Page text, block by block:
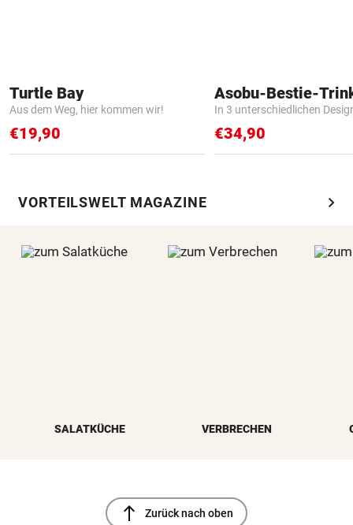
Turtle Bay
Aus dem Weg, hier kommen wir!
€19,90
Asobu-Bestie-
In 3 unterschiedlichen
€34,90
VORTEILSWELT MAGAZINE chevron_right
SALATKÜCHE VERBRECHEN
north Zurück nach oben